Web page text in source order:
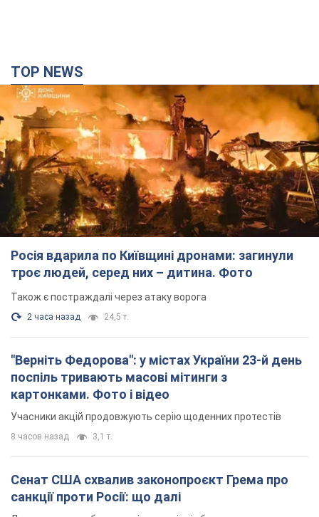
TOP NEWS
Росія вдарила по Київщині дронами: загинули
троє людей, серед них – дитина. Фото
Також є постраждалі через атаку ворога
2 часа назад 24,5 т.
"Верніть Федорова": у містах України 23-й день
поспіль тривають масові мітинги з
картонками. Фото і відео
Учасники акцій продовжують серію щоденних протестів
8 часов назад 3,1 т.
Сенат США схвалив законопроєкт Грема про
санкції проти Росії: що далі